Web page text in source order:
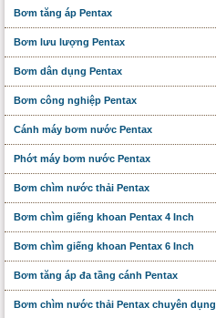
Bơm tăng áp Pentax
Bơm lưu lượng Pentax
Bơm dân dụng Pentax
Bơm công nghiệp Pentax
Cánh máy bơm nước Pentax
Phớt máy bơm nước Pentax
Bơm chìm nước thải Pentax
Bơm chìm giếng khoan Pentax 4 Inch
Bơm chìm giếng khoan Pentax 6 Inch
Bơm tăng áp đa tầng cánh Pentax
Bơm chìm nước thải Pentax chuyên dụng